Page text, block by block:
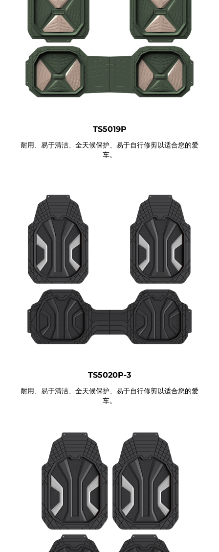
TS5019P
耐用、易于清洁、全天候保护、易于自行修剪以适合您的爱
车。
TS5020P-3
耐用、易于清洁、全天候保护、易于自行修剪以适合您的爱
车。